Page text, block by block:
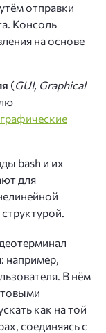
отправки
Консоль
на основе
(GUI, Graphical
графические
bash и их
для
например,
В нём
как на той
соединяясь с